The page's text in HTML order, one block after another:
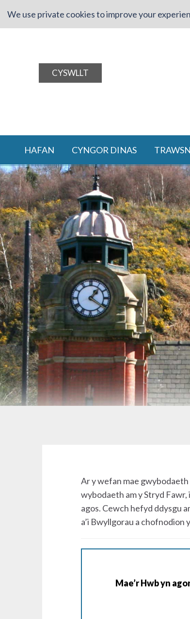
We use private cookies to improve your
CYSWLLT
HAFAN CYNGOR DINAS
Ar y wefan mae gwybodaeth
wybodaeth am y Stryd Fawr,
agos. Cewch hefyd ddysgu
a’i Bwyllgorau a chofnodion
Mae’r Hwb yn